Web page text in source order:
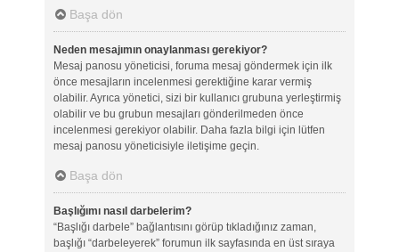
Başa dön
Neden mesajımın onaylanması gerekiyor?
Mesaj panosu yöneticisi, foruma mesaj göndermek için ilk
önce mesajların incelenmesi gerektiğine karar vermiş
olabilir. Ayrıca yönetici, sizi bir kullanıcı grubuna yerleştirmiş
olabilir ve bu grubun mesajları gönderilmeden önce
incelenmesi gerekiyor olabilir. Daha fazla bilgi için lütfen
mesaj panosu yöneticisiyle iletişime geçin.
Başa dön
Başlığımı nasıl darbelerim?
“Başlığı darbele” bağlantısını görüp tıkladığınız zaman,
başlığı “darbeleyerek” forumun ilk sayfasında en üst sıraya